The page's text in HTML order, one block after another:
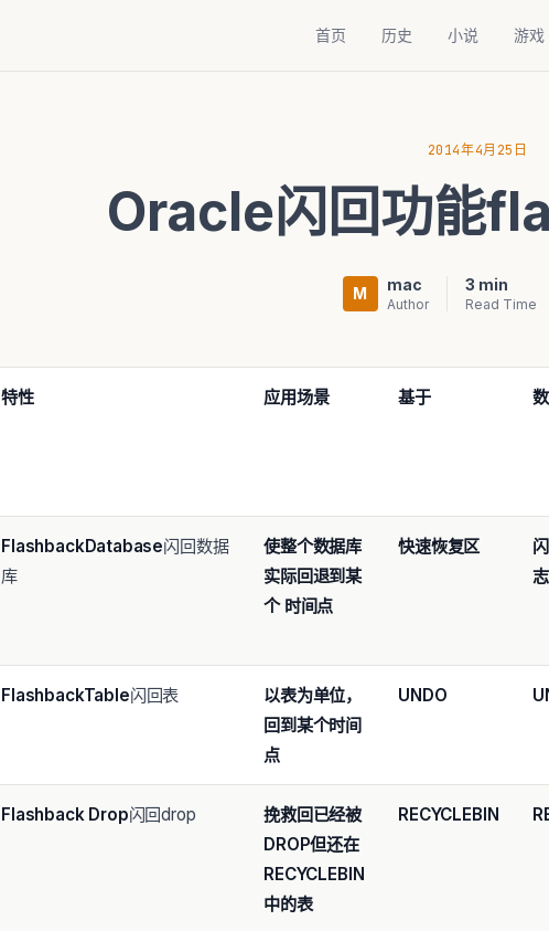
首页 历史 小说 游戏
2014年4月25日
Oracle闪回功能
M mac
Author
3 min
Read Time
特性 应用场景 基于
FlashbackDatabase闪回数据
库
使整个数据库
实际回退到某
个 时间点
快速恢复区
志
FlashbackTable闪回表
以表为单位，
回到某个时间
点
UNDO
Flashback Drop闪回drop
挽救回已经被
DROP但还在
RECYCLEBIN
中的表
RECYCLEBIN